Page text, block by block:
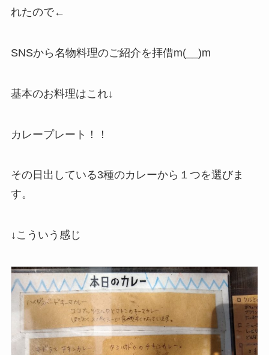
れたので←
SNSから名物料理のご紹介を拝借m(__)m
基本のお料理はこれ↓
カレープレート！！
その日出している3種のカレーから１つを選びま
す。
↓こういう感じ